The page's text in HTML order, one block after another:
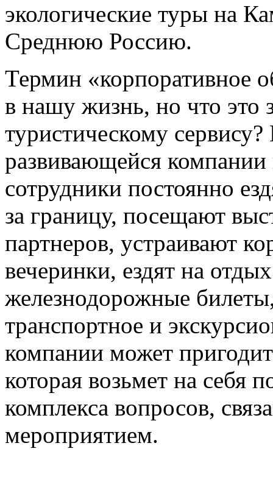
экологические туры на
Среднюю Россию.
Термин «корпоративное
в нашу жизнь, но что это
туристическому
развивающейся компании
сотрудники постоянно
за границу, посещают
партнеров, устраивают
вечеринки, ездят на
железнодорожные
транспортное и
компании может
которая возьмет на себя
комплекса вопросов,
мероприятием.